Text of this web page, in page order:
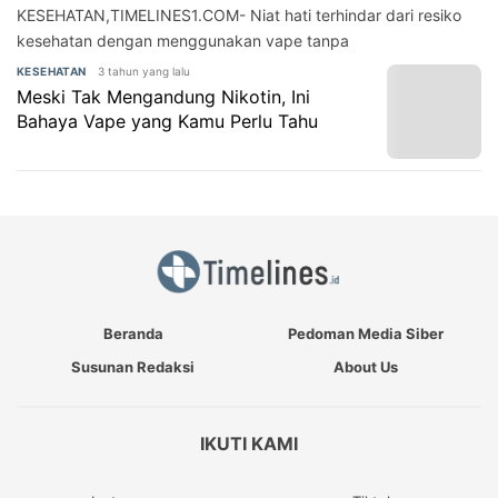
KESEHATAN,TIMELINES1.COM- Niat hati terhindar dari resiko
kesehatan dengan menggunakan vape tanpa
KESEHATAN 3 tahun yang lalu
Meski Tak Mengandung Nikotin, Ini
Bahaya Vape yang Kamu Perlu Tahu
Beranda
Pedoman Media Siber
Susunan Redaksi
About Us
IKUTI KAMI